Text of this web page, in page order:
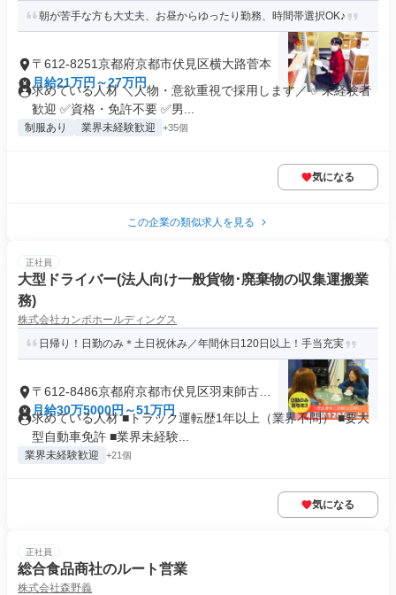
朝が苦手な方も大丈夫、お昼からゆったり勤務、時間帯選択OK♪
〒612-8251京都府京都市伏見区横大路菅本
月給21万円～27万円
求めている人材 ＼人物・意欲重視で採用します／ ✅未経験者
歓迎 ✅資格・免許不要 ✅男...
制服あり 業界未経験歓迎 +35個
気になる
この企業の類似求人を見る
正社員
大型ドライバー(法人向け一般貨物･廃棄物の収集運搬業
務)
株式会社カンポホールディングス
日帰り！日勤のみ＊土日祝休み／年間休日120日以上！手当充実
〒612-8486京都府京都市伏見区羽束師古川
町
月給30万5000円～51万円
求めている人材 ■トラック運転歴1年以上（業界不問） ■要大
型自動車免許 ■業界未経験...
業界未経験歓迎 +21個
気になる
正社員
総合食品商社のルート営業
株式会社森野義